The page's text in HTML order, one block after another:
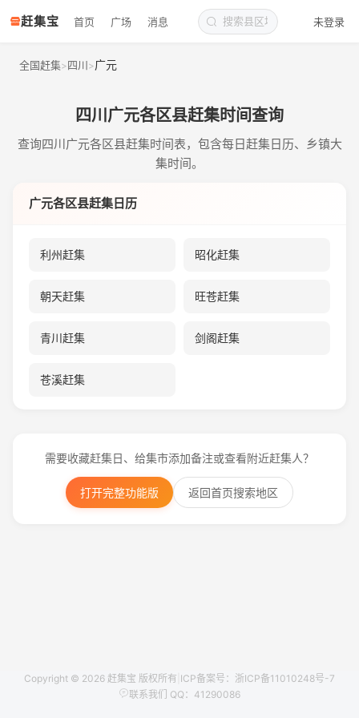
赶集宝 首页 广场 消息 未登录
全国赶集>四川>广元
四川广元各区县赶集时间查询
查询四川广元各区县赶集时间表，包含每日赶集日历、乡镇大
集时间。
广元各区县赶集日历
利州赶集 昭化赶集
朝天赶集 旺苍赶集
青川赶集 剑阁赶集
苍溪赶集
需要收藏赶集日、给集市添加备注或查看附近赶集人？
打开完整功能版 返回首页搜索地区
Copyright © 2026 赶集宝 版权所有 ICP备案号：浙ICP备11010248号-7
联系我们 QQ：41290086